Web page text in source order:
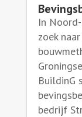
In
zoek
BuildinG
bedrijf